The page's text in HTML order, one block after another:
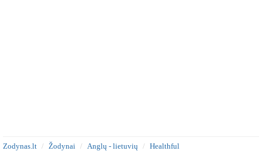
Zodynas.lt Žodynai Anglų - lietuvių Healthful